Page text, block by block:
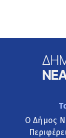
Ο Δήμος